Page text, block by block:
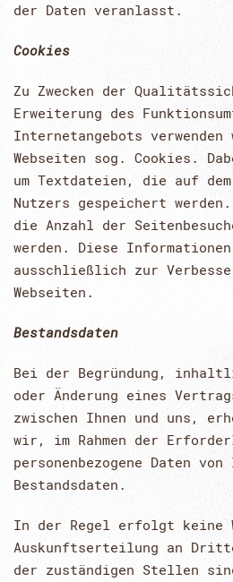
der Daten veranlasst.
Cookies
Zu Zwecken der
Erweiterung des
Internetangebots
Webseiten sog. Cookies.
um Textdateien, die auf
Nutzers gespeichert
die Anzahl der
werden. Diese
ausschließlich zur
Webseiten.
Bestandsdaten
Bei der Begründung,
oder Änderung eines
zwischen Ihnen und uns,
wir, im Rahmen der
personenbezogene Daten
Bestandsdaten.
In der Regel erfolgt keine
Auskunftserteilung an
der zuständigen Stellen